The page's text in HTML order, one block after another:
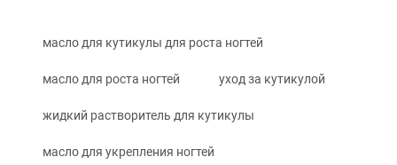
масло для кутикулы для роста ногтей
масло для роста ногтей уход за кутикулой
жидкий растворитель для кутикулы
масло для укрепления ногтей